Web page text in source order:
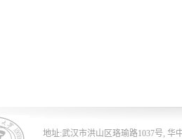
地址:武汉市洪山区珞瑜路1037号, 华